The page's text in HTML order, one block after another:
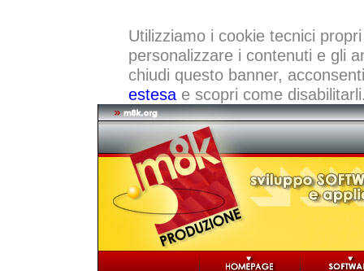
Utilizziamo i cookie tecnici
personalizzare i contenuti e gli
chiudi questo banner,
estesae scopri come